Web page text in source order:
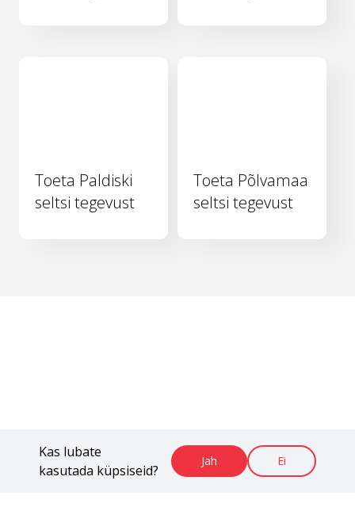
Kas lubate
kasutada küpsiseid?
Jah Ei
Toeta Paldiski
seltsi tegevust
Toeta Põlvamaa
seltsi tegevust